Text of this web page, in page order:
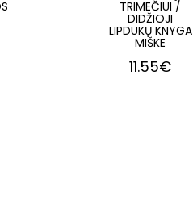
TRIMEČIUI /
DIDŽIOJI
LIPDUKŲ KNYGA
MIŠKE
11.55€